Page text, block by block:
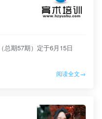
总期57期）定于6月15日
阅读全文→